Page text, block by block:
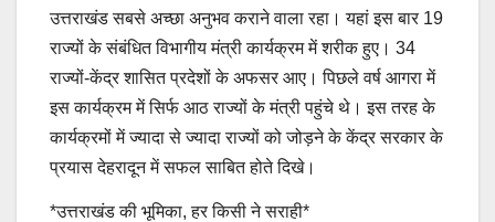
उत्तराखंड सबसे अच्छा अनुभव कराने वाला रहा। यहां इस बार 19
राज्यों के संबंधित विभागीय मंत्री कार्यक्रम में शरीक हुए। 34
राज्यों-केंद्र शासित प्रदेशों के अफसर आए। पिछले वर्ष आगरा में
इस कार्यक्रम में सिर्फ आठ राज्यों के मंत्री पहुंचे थे। इस तरह के
कार्यक्रमों में ज्यादा से ज्यादा राज्यों को जोड़ने के केंद्र सरकार के
प्रयास देहरादून में सफल साबित होते दिखे।
*उत्तराखंड की भूमिका, हर किसी ने सराही*